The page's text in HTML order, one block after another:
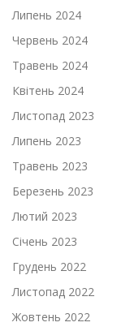
Липень 2024
Червень 2024
Травень 2024
Квітень 2024
Листопад 2023
Липень 2023
Травень 2023
Березень 2023
Лютий 2023
Січень 2023
Грудень 2022
Листопад 2022
Жовтень 2022